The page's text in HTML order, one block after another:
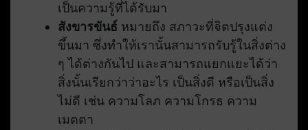
เป็นความรู้ที่ได้รับมา
สังขารขันธ์ หมายถึง สภาวะที่จิตปรุงแต่ง
ขึ้นมา ซึ่งทำให้เรานั้นสามารถรับรู้ในสิ่งต่าง
ๆ ได้ต่างกันไป และสามารถแยกแยะได้ว่า
สิ่งนั้นเรียกว่าว่าอะไร เป็นสิ่งดี หรือเป็นสิ่ง
ไม่ดี เช่น ความโลภ ความโกรธ ความ
เมตตา